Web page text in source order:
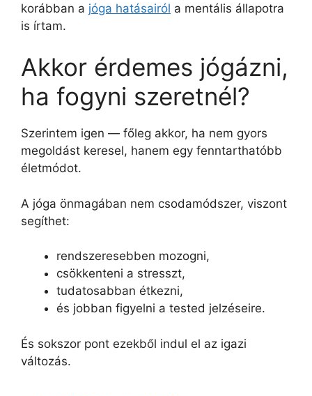
korábban a jóga hatásairól a mentális állapotra
is írtam.
Akkor érdemes jógázni,
ha fogyni szeretnél?
Szerintem igen — főleg akkor, ha nem gyors
megoldást keresel, hanem egy fenntarthatóbb
életmódot.
A jóga önmagában nem csodamódszer, viszont
segíthet:
rendszeresebben mozogni,
csökkenteni a stresszt,
tudatosabban étkezni,
és jobban figyelni a tested jelzéseire.
És sokszor pont ezekből indul el az igazi
változás.